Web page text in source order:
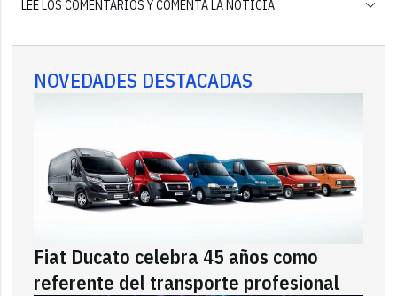
LEE LOS COMENTARIOS Y COMENTA LA NOTICIA
NOVEDADES DESTACADAS
Fiat Ducato celebra 45 años como
referente del transporte profesional